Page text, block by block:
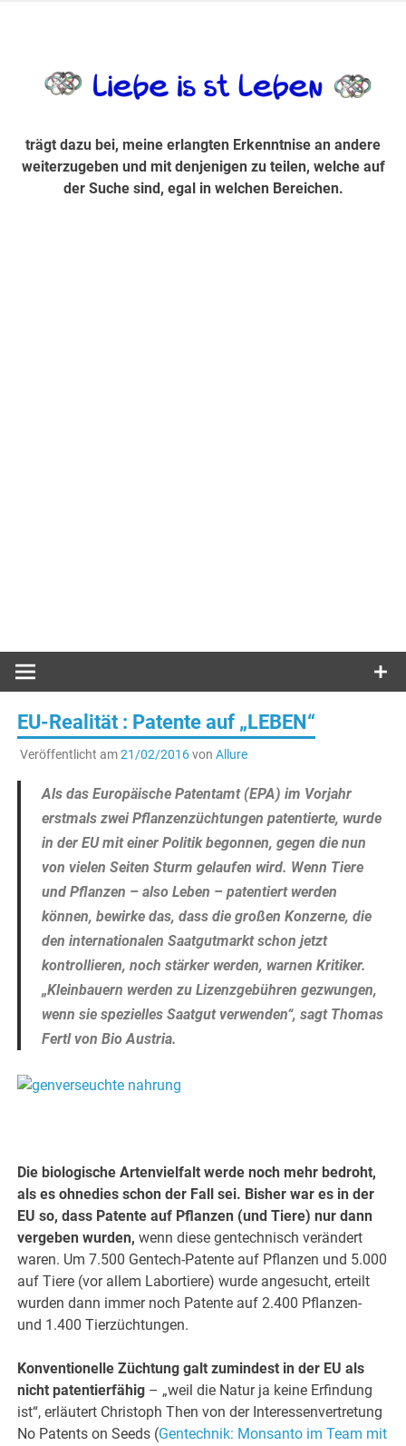
Suche sind, egal in welchen Bereichen.
trägt dazu bei, meine erlangten Erkenntnise an andere
weiterzugeben und mit denjenigen zu teilen, welche auf
der Suche sind, egal in welchen Bereichen.
EU-Realität : Patente auf „LEBEN“
Veröffentlicht am21/02/2016von Allure
Als das Europäische Patentamt (EPA) im Vorjahr
erstmals zwei Pflanzenzüchtungen patentierte, wurde
in der EU mit einer Politik begonnen, gegen die nun
von vielen Seiten Sturm gelaufen wird. Wenn Tiere
und Pflanzen – also Leben – patentiert werden
können, bewirke das, dass die großen Konzerne, die
den internationalen Saatgutmarkt schon jetzt
kontrollieren, noch stärker werden, warnen Kritiker.
„Kleinbauern werden zu Lizenzgebühren gezwungen,
wenn sie spezielles Saatgut verwenden“, sagt Thomas
Fertl von Bio Austria.
Die biologische Artenvielfalt werde noch mehr bedroht,
als es ohnedies schon der Fall sei. Bisher war es in der
EU so, dass Patente auf Pflanzen (und Tiere) nur dann
vergeben wurden, wenn diese gentechnisch verändert
waren. Um 7.500 Gentech-Patente auf Pflanzen und 5.000
auf Tiere (vor allem Labortiere) wurde angesucht, erteilt
wurden dann immer noch Patente auf 2.400 Pflanzen-
und 1.400 Tierzüchtungen.
Konventionelle Züchtung galt zumindest in der EU als
nicht patentierfähig – „weil die Natur ja keine Erfindung
ist“, erläutert Christoph Then von der Interessenvertretung
No Patents on Seeds (Gentechnik: Monsanto im Team mit